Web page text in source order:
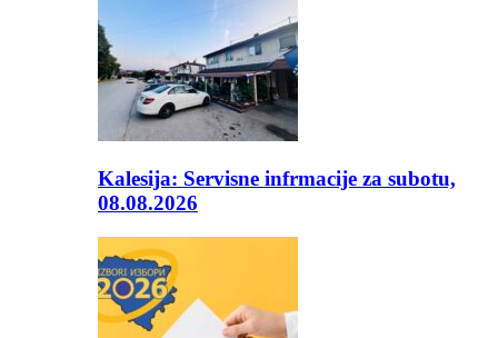
Kalesija: Servisne infrmacije za subotu,
08.08.2026